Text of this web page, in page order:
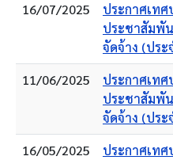
16/07/2025
ประกาศเทศ
ประชาสัมพั
จัดจ้าง (ประ
11/06/2025
ประกาศเทศ
ประชาสัมพั
จัดจ้าง (ปร
16/05/2025
ประกาศเทศ